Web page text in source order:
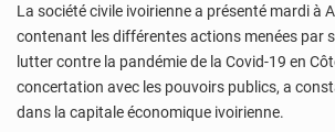
La société civile ivoirienne a présenté mardi à
contenant les différentes actions menées par
lutter contre la pandémie de la Covid-19 en
concertation avec les pouvoirs publics, a
dans la capitale économique ivoirienne.